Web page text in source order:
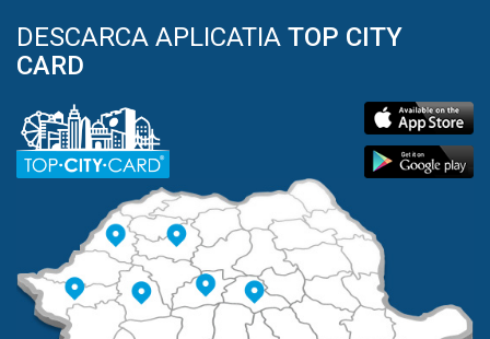
DESCARCA APLICATIA TOP CITY
CARD